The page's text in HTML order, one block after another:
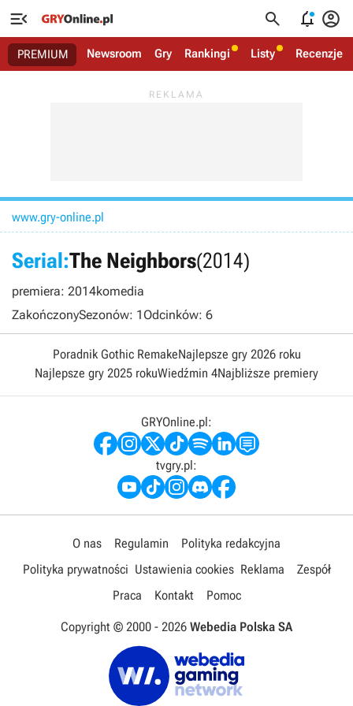
   
PREMIUM Newsroom Gry Rankingi Listy Recenzje
www.gry-online.pl
Serial:The Neighbors(2014)
premiera: 2014komedia
ZakończonySezonów: 1 Odcinków: 6
Poradnik Gothic RemakeNajlepsze gry 2026 roku
Najlepsze gry 2025 rokuWiedźmin 4Najbliższe premiery
GRYOnline.pl:
tvgry.pl:
O nas Regulamin
Polityka redakcyjna
Polityka prywatności Ustawienia cookies Reklama
Zespół
Praca
Kontakt Pomoc
Copyright © 2000 - 2026 Webedia Polska SA